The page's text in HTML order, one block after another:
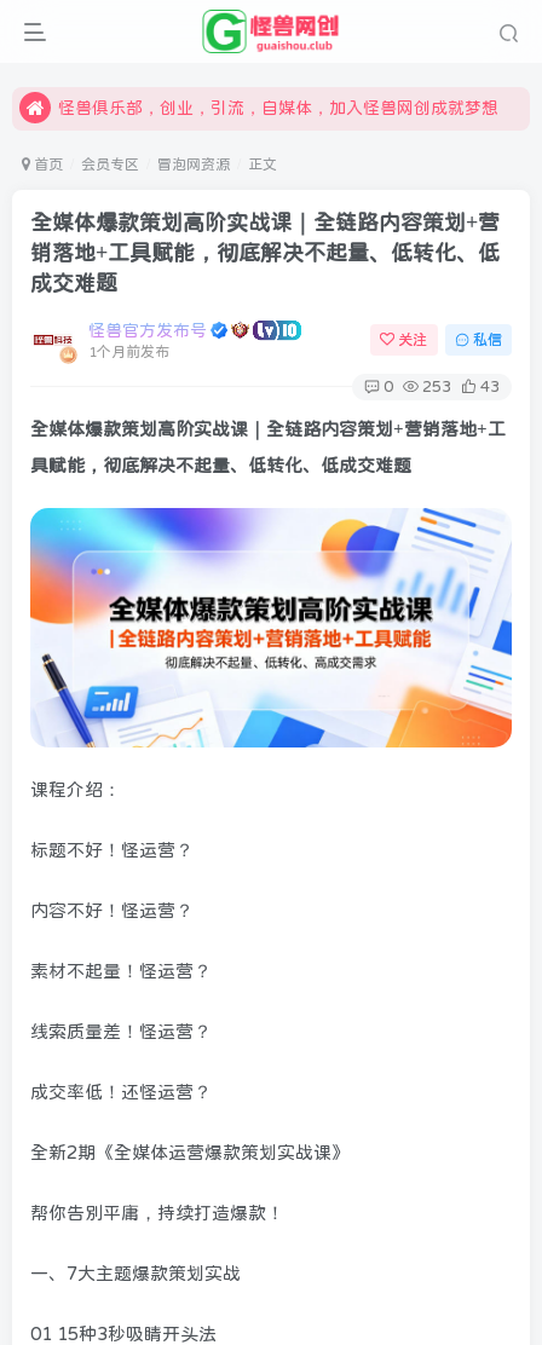
限时开通会员更享折扣，超高返佣
怪兽俱乐部，创业，引流，自媒体，加入怪兽网创成就梦想
首页 会员专区 冒泡网资源 正文
全媒体爆款策划高阶实战课｜全链路内容策划+营
销落地+工具赋能，彻底解决不起量、低转化、低
成交难题
怪兽官方发布号
1个月前发布
关注 私信
0 253 43
全媒体爆款策划高阶实战课 ｜全链路内容策划+营销落地+工
具赋能，彻底解决不起量、低转化、低成交难题
课程介绍：
标题不好！怪运营？
内容不好！怪运营？
素材不起量！怪运营？
线索质量差！怪运营？
成交率低！还怪运营？
全新2期《全媒体运营爆款策划实战课》
帮你告别平庸，持续打造爆款！
一、7大主题爆款策划实战
01 15种3秒吸睛开头法